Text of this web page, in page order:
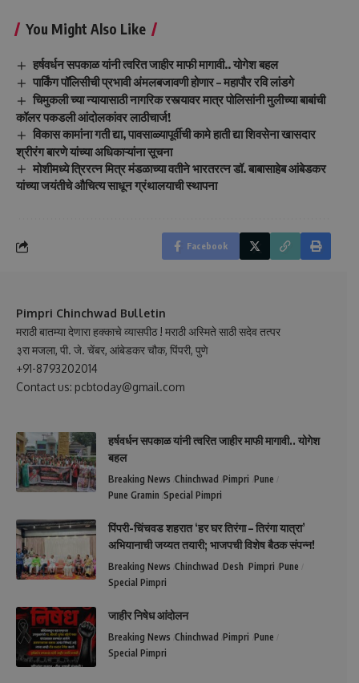
You Might Also Like
हर्षवर्धन सपकाळ यांनी त्वरित जाहीर माफी मागावी.. योगेश बहल
पार्किंग पॉलिसीची प्रभावी अंमलबजावणी होणार – महापौर रवि लांडगे
चिमुकली च्या न्यायासाठी नागरिक रस्त्यावर मात्र पोलिसांनी मुलीच्या बाबांची
कॉलर पकडली आंदोलकांवर लाठीचार्ज!
विकास कामांना गती द्या, पावसाळ्यापूर्वीची कामे हाती द्या शिवसेना खासदार
श्रीरंग बारणे यांच्या अधिकाऱ्यांना सूचना
मोशीमध्ये त्रिरत्न मित्र मंडळाच्या वतीने भारतरत्न डॉ. बाबासाहेब आंबेडकर
यांच्या जयंतीचे औचित्य साधून ग्रंथालयाची स्थापना
Facebook
Pimpri Chinchwad Bulletin
मराठी बातम्या देणारा हक्काचे व्यासपीठ ! मराठी अस्मिते साठी सदेव तत्पर
३रा मजला, पी. जे. चेंबर, आंबेडकर चौक, पिंपरी, पुणे
+91-8793202014
Contact us: pcbtoday@gmail.com
हर्षवर्धन सपकाळ यांनी त्वरित जाहीर माफी मागावी.. योगेश
बहल
Breaking News Chinchwad Pimpri Pune
Pune Gramin Special Pimpri
पिंपरी-चिंचवड शहरात ‘हर घर तिरंगा – तिरंगा यात्रा’
अभियानाची जय्यत तयारी; भाजपची विशेष बैठक संपन्न!
Breaking News Chinchwad Desh Pimpri Pune
Special Pimpri
जाहीर निषेध आंदोलन
Breaking News Chinchwad Pimpri Pune
Special Pimpri